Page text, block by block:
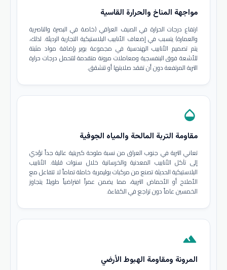
مواجهة المناخ والحرارة القاسية
ارتفاع درجات الحرارة في الصيف العراقي (خاصة في البصرة والناصرية
والعمارة) يتسبب في إضعاف الأنابيب البلاستيكية التجارية الرديئة. لذلك،
يتم تصميم الأنابيب الهندسية في مجموعة بوير بإضافة مواد مثبتة
للأشعة فوق البنفسجية ومعاملات مرونة متقدمة لتتحمل درجات حرارة
التربة المرتفعة دون أن تفقد صلابتها أو تتشقق.
opacity
مقاومة التربة المالحة والمياه الجوفية
تعاني التربة في جنوب العراق من نسبة ملوحة كبريتية عالية جداً تؤدي
إلى تآكل الأنابيب المعدنية والخرسانية خلال سنوات قليلة. الأنابيب
البلاستيكية الحديثة تصنع من مركبات بوليمرية خاملة تماماً لا تتفاعل مع
الأملاح أو الأحماض التربية، مما يضمن عمراً افتراضياً طويلاً يتجاوز
الخمسين عاماً دون تراجع في الكفاءة.
terrain
المرونة ومقاومة الهبوط الأرضي